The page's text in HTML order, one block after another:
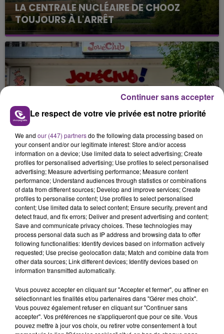
LA CENTRALE NUCLÉAIRE DE CHOOZ
TOUJOURS À L'ARRÊT
Cela fait déjà une semaine que la centrale
nucléaire ardennaise est à l'arrêt. Une situation
justifiée par la sécheresse intense qui est toujours
présente.
LE MAGASIN JOUÉCLUB DE REIMS FERME
SES PORTES
C'était l'une des institutions du centre-ville
rémois. Le magasin JouéClub est contraint de
fermer ses portes.
TITRES DIFFUSÉS
19h42
19h42
ANGELE & JUSTICE
What You Want
19h40
19h40
LOREEN
Is It Love
Le respect de votre vie privée est notre priorité
We and our (447) partnersdo the following data processing based on
your consent and/or our legitimate interest: Store and/or access
information on a device; Use limited data to select advertising; Create
profiles for personalised advertising; Use profiles to select personalised
advertising; Measure advertising performance; Measure content
performance; Understand audiences through statistics or combinations
of data from different sources; Develop and improve services; Create
profiles to personalise content; Use profiles to select personalised
content; Use limited data to select content; Ensure security, prevent and
detect fraud, and fix errors; Deliver and present advertising and content;
Save and communicate privacy choices. These technologies may
process personal data such as IP address and browsing data to offer
following functionalities: Identify devices based on information actively
requested; Use precise geolocation data; Match and combine data from
other data sources; Link different devices; Identify devices based on
information transmitted automatically.
Vous pouvez accepter en cliquant sur "Accepter et fermer", ou affiner en
sélectionnant les finalités et/ou partenaires dans "Gérer mes choix".
Vous pouvez également refuser en cliquant sur "Continuer sans
accepter". Vos préférences ne s'appliqueront que pour ce site. Vous
pouvez mettre à jour vos choix, ou retirer votre consentement à tout
Continuer sans accepter